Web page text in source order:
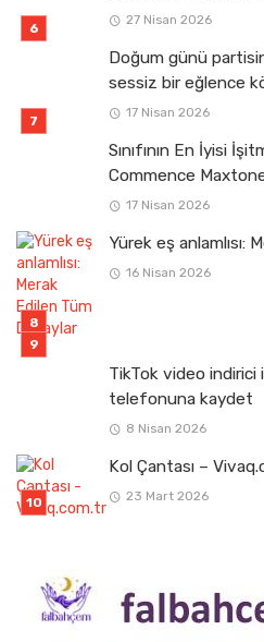
27 Nisan 2026
Doğum günü
sessiz bir eğlence
17 Nisan 2026
Sınıfının En İyisi
Commence
17 Nisan 2026
Yürek eş anlamlısı:
16 Nisan 2026
TikTok video indirici
telefonuna kaydet
8 Nisan 2026
Kol Çantası –
23 Mart 2026